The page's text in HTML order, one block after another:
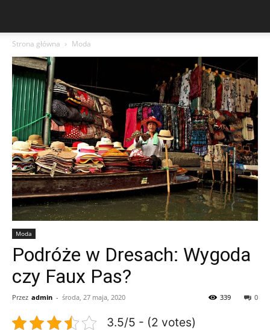
Strona główna Moda
Moda
Podróże w Dresach: Wygoda
czy Faux Pas?
Przez admin - środa, 27 maja, 2020 0
339
3.5/5 - (2 votes)